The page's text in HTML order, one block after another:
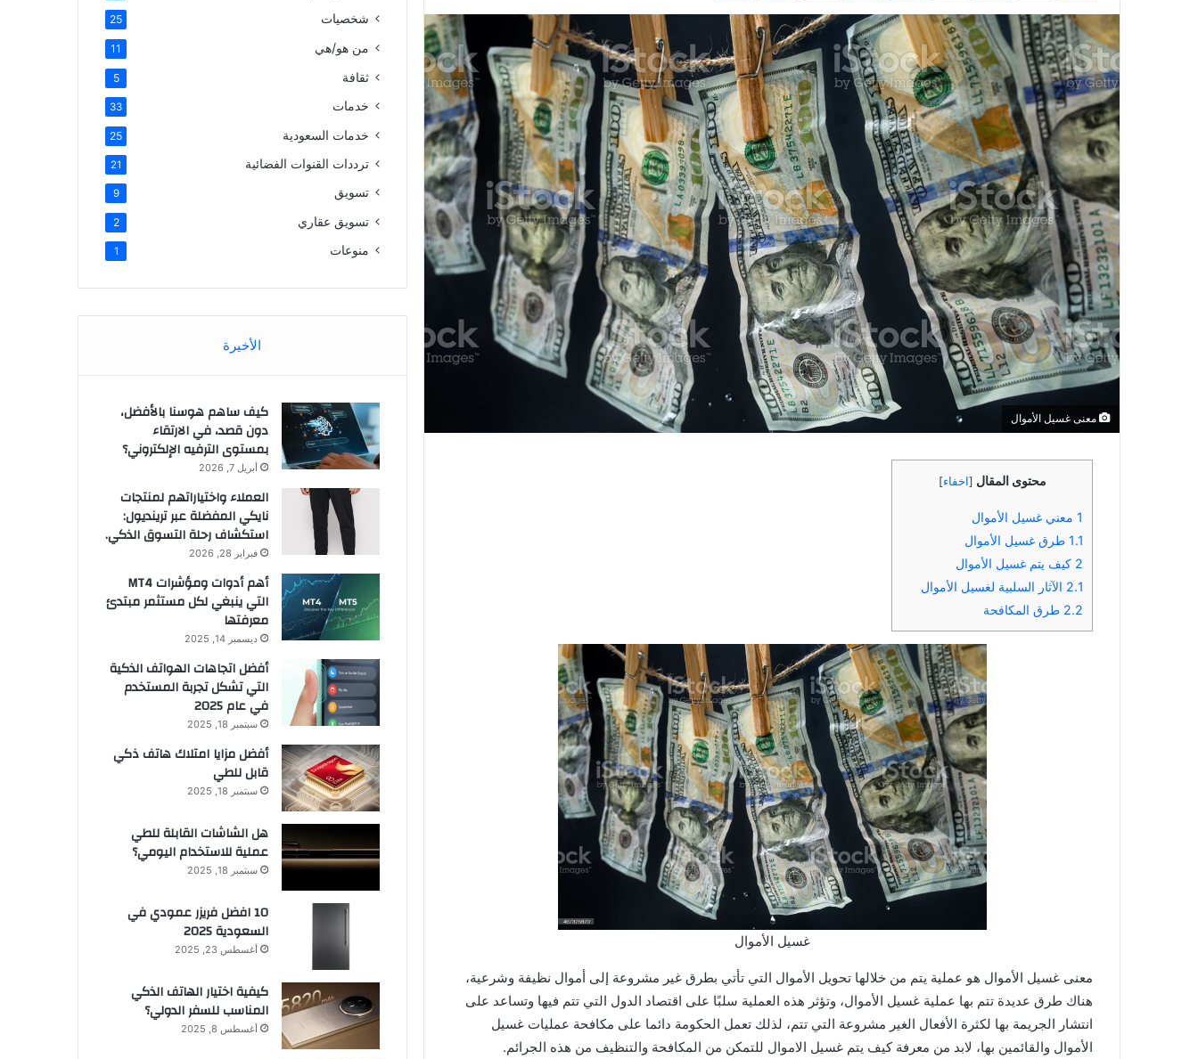
معنى غسيل الأموال
محتوى المقال [اخفاء]
1 معني غسيل الأموال
1.1 طرق غسيل الأموال
2 كيف يتم غسيل الأموال
2.1 الآثار السلبية لغسيل الأموال
2.2 طرق المكافحة
غسيل الأموال
معنى غسيل الأموال هو عملية يتم من خلالها تحويل الأموال التي تأتي بطرق غير مشروعة إلى أموال نظيفة وشرعية،
هناك طرق عديدة تتم بها عملية غسيل الأموال، وتؤثر هذه العملية سلبًا على اقتصاد الدول التي تتم فيها وتساعد على
انتشار الجريمة بها لكثرة الأفعال الغير مشروعة التي تتم، لذلك تعمل الحكومة دائما على مكافحة عمليات غسيل
الأموال والقائمين بها، لابد من معرفة كيف يتم غسيل الاموال للتمكن من المكافحة والتنظيف من هذه الجرائم.
شخصيات 25
من هو/هي 11
ثقافة 5
خدمات 33
خدمات السعودية 25
ترددات القنوات الفضائية 21
تسويق 9
تسويق عقاري 2
منوعات 1
الأخيرة
كيف ساهم هوسنا بالأفضل،
دون قصد، في الارتقاء
بمستوى الترفيه الإلكتروني؟
أبريل 7, 2026
العملاء واختياراتهم لمنتجات
نايكي المفضلة عبر ترينديول:
استكشاف رحلة التسوق الذكي.
فبراير 28, 2026
أهم أدوات ومؤشرات MT4
التي ينبغي لكل مستثمر مبتدئ
معرفتها
ديسمبر 14, 2025
أفضل اتجاهات الهواتف الذكية
التي تشكل تجربة المستخدم
في عام 2025
سبتمبر 18, 2025
أفضل مزايا امتلاك هاتف ذكي
قابل للطي
سبتمبر 18, 2025
هل الشاشات القابلة للطي
عملية للاستخدام اليومي؟
سبتمبر 18, 2025
10 افضل فريزر عمودي​ في
السعودية​ 2025
أغسطس 23, 2025
كيفية اختيار الهاتف الذكي
المناسب للسفر الدولي؟
أغسطس 8, 2025